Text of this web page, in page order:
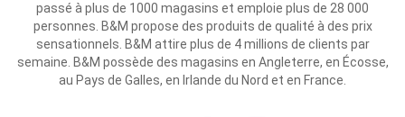
passé à plus de 1000 magasins et emploie plus de 28 000
personnes. B&M propose des produits de qualité à des prix
sensationnels. B&M attire plus de 4 millions de clients par
semaine. B&M possède des magasins en Angleterre, en Écosse,
au Pays de Galles, en Irlande du Nord et en France.